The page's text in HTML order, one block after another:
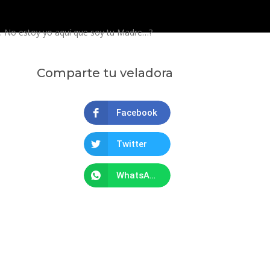
No estoy yo aquí que soy tu Madre…?
Comparte tu veladora
Facebook
Twitter
WhatsApp